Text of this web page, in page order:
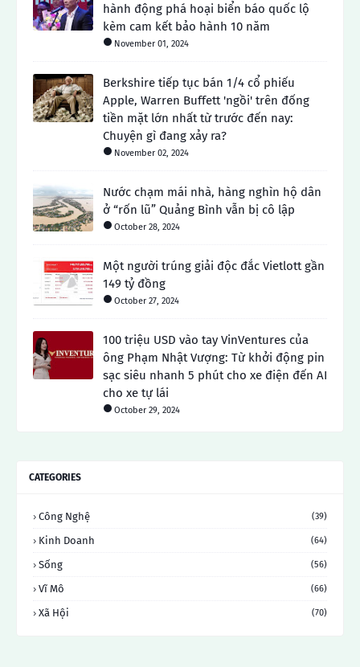
hành động phá hoại biển báo quốc lộ
kèm cam kết bảo hành 10 năm
November 01, 2024
Berkshire tiếp tục bán 1/4 cổ phiếu
Apple, Warren Buffett 'ngồi' trên đống
tiền mặt lớn nhất từ ​​trước đến nay:
Chuyện gì đang xảy ra?
November 02, 2024
Nước chạm mái nhà, hàng nghìn hộ dân
ở “rốn lũ” Quảng Bình vẫn bị cô lập
October 28, 2024
Một người trúng giải độc đắc Vietlott gần
149 tỷ đồng
October 27, 2024
100 triệu USD vào tay VinVentures của
ông Phạm Nhật Vượng: Từ khởi động pin
sạc siêu nhanh 5 phút cho xe điện đến AI
cho xe tự lái
October 29, 2024
CATEGORIES
Công Nghệ (39)
Kinh Doanh (64)
Sống (56)
Vĩ Mô (66)
Xã Hội (70)